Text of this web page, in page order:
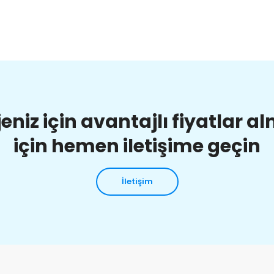
için avantajlı fiyatlar
için hemen iletişime geçin
İletişim